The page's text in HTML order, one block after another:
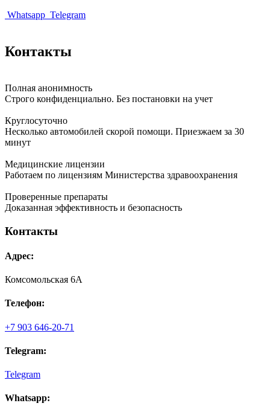
Whatsapp Telegram
Контакты
Полная анонимность
Строго конфиденциально. Без постановки на учет
Круглосуточно
Несколько автомобилей скорой помощи. Приезжаем за 30
минут
Медицинские лицензии
Работаем по лицензиям Министерства здравоохранения
Проверенные препараты
Доказанная эффективность и безопасность
Контакты
Адрес:
Комсомольская 6А
Телефон:
+7 903 646-20-71
Telegram:
Telegram
Whatsapp: